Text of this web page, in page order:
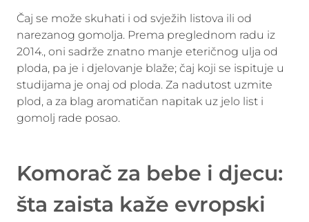
Čaj se može skuhati i od svježih listova ili od
narezanog gomolja. Prema preglednom radu iz
2014., oni sadrže znatno manje eteričnog ulja od
ploda, pa je i djelovanje blaže; čaj koji se ispituje u
studijama je onaj od ploda. Za nadutost uzmite
plod, a za blag aromatičan napitak uz jelo list i
gomolj rade posao.
Komorač za bebe i djecu:
šta zaista kaže evropski